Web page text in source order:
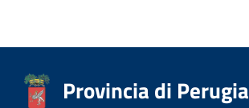
Provincia di Perugia